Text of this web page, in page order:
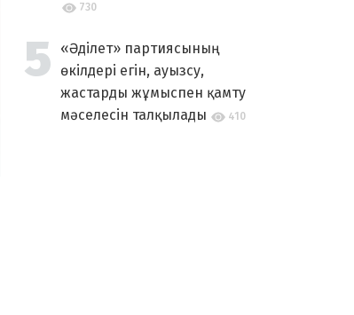
730
«Әділет» партиясының
өкілдері егін, ауызсу,
жастарды жұмыспен қамту
мәселесін талқылады
410